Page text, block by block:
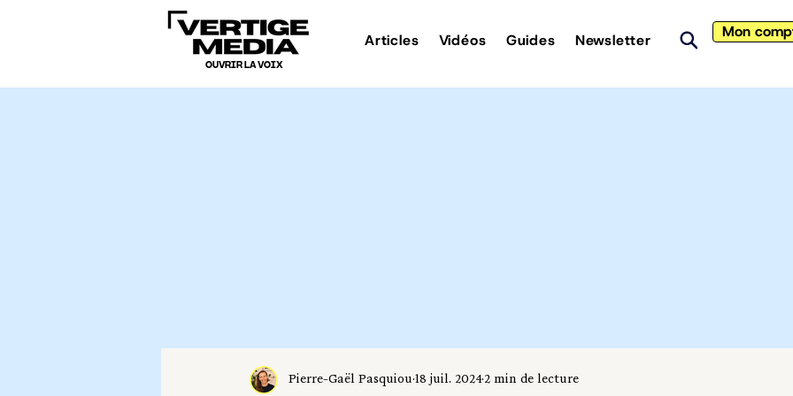
OUVRIR LA VOIX
Articles Vidéos Guides Newsletter Mon
Pierre-Gaël Pasquiou 18 juil. 2024 2 min de lecture